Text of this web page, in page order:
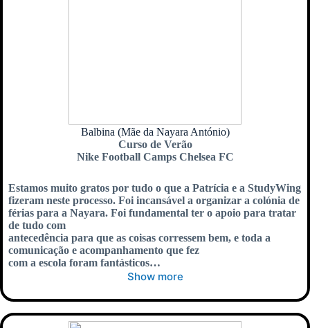
Balbina (Mãe da Nayara António)
Curso de Verão
Nike Football Camps Chelsea FC
Estamos muito gratos por tudo o que a Patrícia e a StudyWing
fizeram neste processo. Foi incansável a organizar a colónia de
férias para a Nayara. Foi fundamental ter o apoio para tratar
de tudo com
antecedência para que as coisas corressem bem, e toda a
comunicação e acompanhamento que fez
com a escola foram fantásticos…
Show more